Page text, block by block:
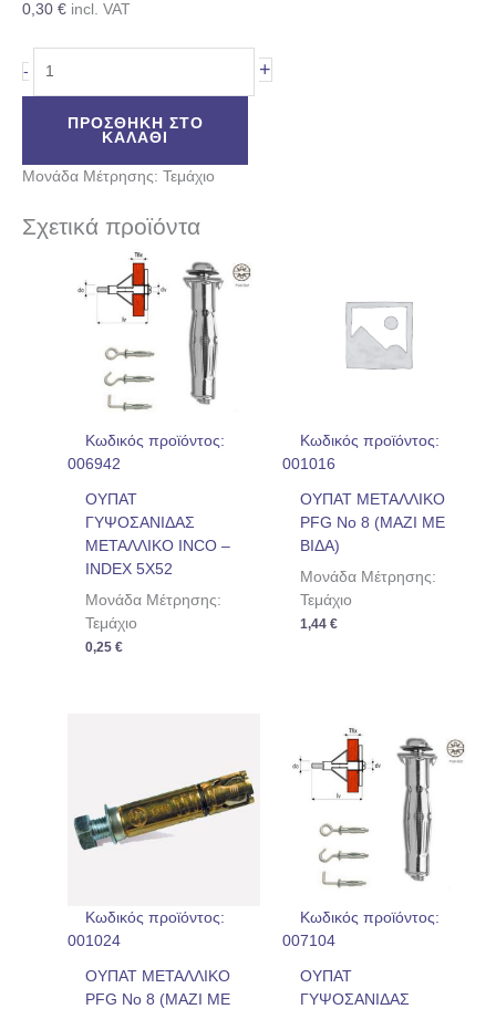
0,30 € incl. VAT
- +
ΠΡΟΣΘΉΚΗ ΣΤΟ
ΚΑΛΆΘΙ
Μονάδα Μέτρησης: Τεμάχιο
Σχετικά προϊόντα
Κωδικός προϊόντος:
006942
ΟΥΠΑΤ
ΓΥΨΟΣΑΝΙΔΑΣ
ΜΕΤΑΛΛΙΚΟ INCO –
INDEX 5Χ52
Μονάδα Μέτρησης:
Τεμάχιο
0,25€
Κωδικός προϊόντος:
001016
ΟΥΠΑΤ ΜΕΤΑΛΛΙΚΟ
PFG No 8 (ΜΑΖΙ ΜΕ
ΒΙΔΑ)
Μονάδα Μέτρησης:
Τεμάχιο
1,44 €
Κωδικός προϊόντος:
001024
ΟΥΠΑΤ ΜΕΤΑΛΛΙΚΟ
PFG No 8 (ΜΑΖΙ ΜΕ
Κωδικός προϊόντος:
007104
ΟΥΠΑΤ
ΓΥΨΟΣΑΝΙΔΑΣ